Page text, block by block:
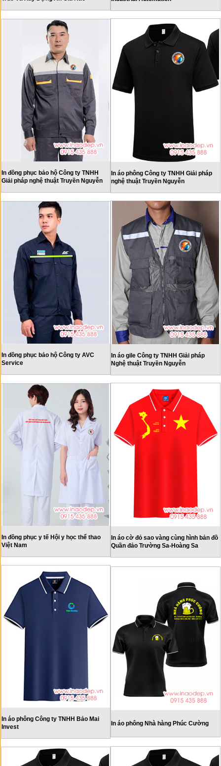
In đồng phục bảo hộ Công ty TNHH
Giải pháp nghệ thuật Truyền Nguyễn
In áo phông Công ty TNHH Giải pháp
nghệ thuật Truyền Nguyễn
In đồng phục bảo hộ Công ty AVC
Service
In áo gile Công ty TNHH Giải pháp
Nghệ thuật Truyền Nguyễn
In đồng phục y tế Hội y học thể thao
Việt Nam
In áo cờ đỏ sao vàng cùng hình bản đồ
Quần đảo Trường Sa-Hoàng Sa
In áo phông Công ty TNHH Bảo Mai
Invest
In áo phông Nhà hàng Phúc Cường